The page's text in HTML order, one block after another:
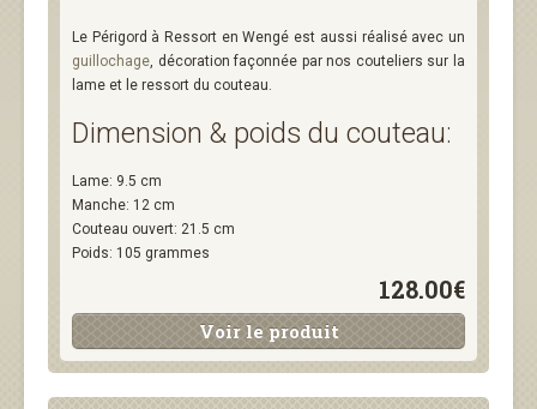
Le Périgord à Ressort en Wengé est aussi réalisé avec un
guillochage, décoration façonnée par nos couteliers sur la
lame et le ressort du couteau.
Dimension & poids du couteau:
Lame: 9.5 cm
Manche: 12 cm
Couteau ouvert: 21.5 cm
Poids: 105 grammes
128.00€
Voir le produit